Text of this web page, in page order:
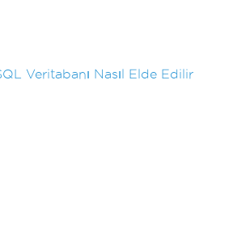
Veritabanı Nasıl Elde Edilir